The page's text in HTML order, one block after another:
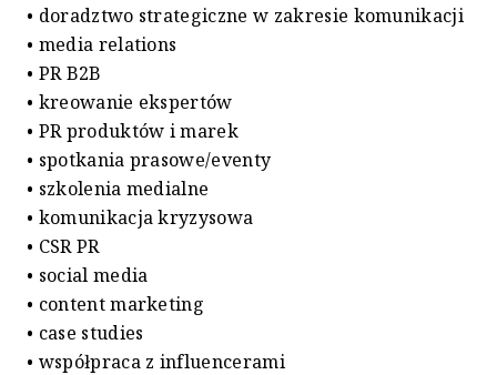
• doradztwo strategiczne w zakresie komunikacji
• media relations
• PR B2B
• kreowanie ekspertów
• PR produktów i marek
• spotkania prasowe/eventy
• szkolenia medialne
• komunikacja kryzysowa
• CSR PR
• social media
• content marketing
• case studies
• współpraca z influencerami